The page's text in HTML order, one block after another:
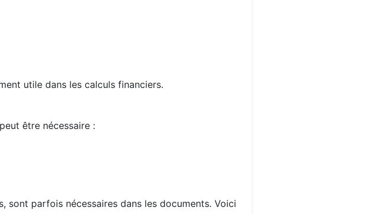
utile dans les calculs financiers.
être nécessaire :
sont parfois nécessaires dans les documents. Voici